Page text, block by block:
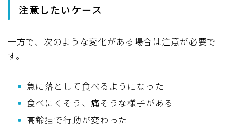
注意したいケース
一方で、次のような変化がある場合は注意が必要で
す。
急に落として食べるようになった
食べにくそう、痛そうな様子がある
高齢猫で行動が変わった